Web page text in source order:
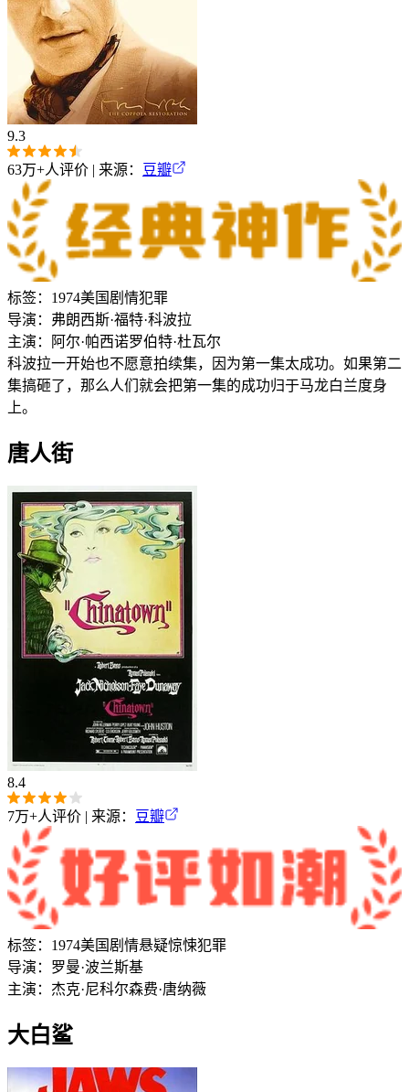
9.3
63万+人评价 | 来源： 豆瓣
标签： 1974美国 剧情犯罪
导演： 弗朗西斯·福特·科波拉
主演：
阿尔·帕西诺罗伯特·杜瓦尔
科波拉一开始也不愿意拍续集，因为第一集太成功。如果第二
集搞砸了，那么人们就会把第一集的成功归于马龙白兰度身
上。
唐人街
8.4
7万+人评价 | 来源： 豆瓣
标签： 1974美国 剧情悬疑惊悚犯罪
导演： 罗曼·波兰斯基
主演： 杰克·尼科尔森费·唐纳薇
大白鲨